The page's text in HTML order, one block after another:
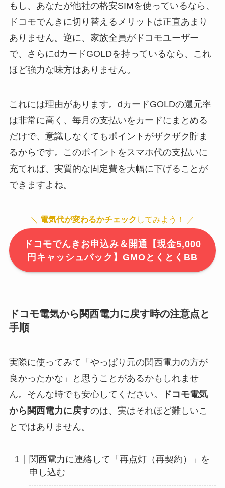
もし、あなたが他社の格安SIMを使っているなら、
ドコモでんきに切り替えるメリットは正直あまり
ありません。逆に、家族全員がドコモユーザー
で、さらにdカードGOLDを持っているなら、これ
ほど強力な味方はありません。
これには理由があります。dカードGOLDの還元率
は非常に高く、毎月の支払いをカードにまとめる
だけで、意識しなくてもポイントがザクザク貯ま
るからです。このポイントをスマホ代の支払いに
充てれば、実質的な固定費を大幅に下げることが
できますよね。
＼ 電気代が変わるかチェック してみよう！ ／
ドコモでんきお申込み＆開通【現金5,000
円キャッシュバック】GMOとくとくBB
ドコモ電気から関西電力に戻す時の注意点と
手順
実際に使ってみて「やっぱり元の関西電力の方が
良かったかな」と思うことがあるかもしれませ
ん。そんな時でも安心してください。
ドコモ電気
から関西電力に戻すのは、実はそれほど難しいこ
とではありません。
関西電力に連絡して「再点灯（再契約）」を
申し込む